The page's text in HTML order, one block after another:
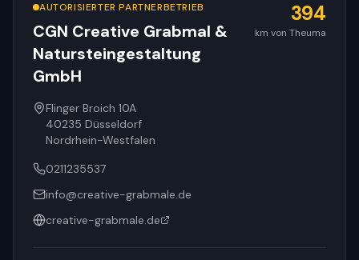
AUTORISIERTER PARTNERBETRIEB
CGN Creative Grabmal &
Natursteingestaltung
GmbH
394
km von Theuma
Flinger Broich 10A
40235 Düsseldorf
Nordrhein-Westfalen
0211235537
info@creative-grabmale.de
creative-grabmale.de